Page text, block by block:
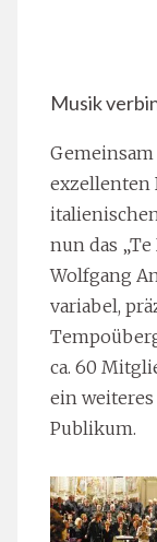
Musik
exzellenten
nun das
Wolfgang
variabel,
ca. 60
ein
Publikum.